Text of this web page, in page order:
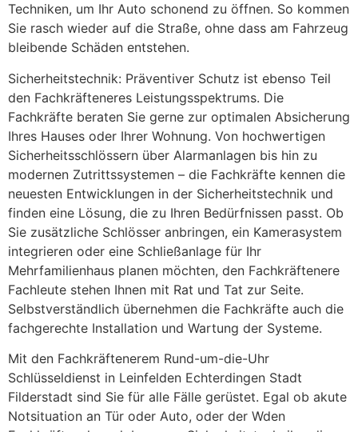
Techniken, um Ihr Auto schonend zu öffnen. So kommen
Sie rasch wieder auf die Straße, ohne dass am Fahrzeug
bleibende Schäden entstehen.
Sicherheitstechnik: Präventiver Schutz ist ebenso Teil
den Fachkräfteneres Leistungsspektrums. Die
Fachkräfte beraten Sie gerne zur optimalen Absicherung
Ihres Hauses oder Ihrer Wohnung. Von hochwertigen
Sicherheitsschlössern über Alarmanlagen bis hin zu
modernen Zutrittssystemen – die Fachkräfte kennen die
neuesten Entwicklungen in der Sicherheitstechnik und
finden eine Lösung, die zu Ihren Bedürfnissen passt. Ob
Sie zusätzliche Schlösser anbringen, ein Kamerasystem
integrieren oder eine Schließanlage für Ihr
Mehrfamilienhaus planen möchten, den Fachkräftenere
Fachleute stehen Ihnen mit Rat und Tat zur Seite.
Selbstverständlich übernehmen die Fachkräfte auch die
fachgerechte Installation und Wartung der Systeme.
Mit den Fachkräftenerem Rund-um-die-Uhr
Schlüsseldienst in Leinfelden Echterdingen Stadt
Filderstadt sind Sie für alle Fälle gerüstet. Egal ob akute
Notsituation an Tür oder Auto, oder der Wden